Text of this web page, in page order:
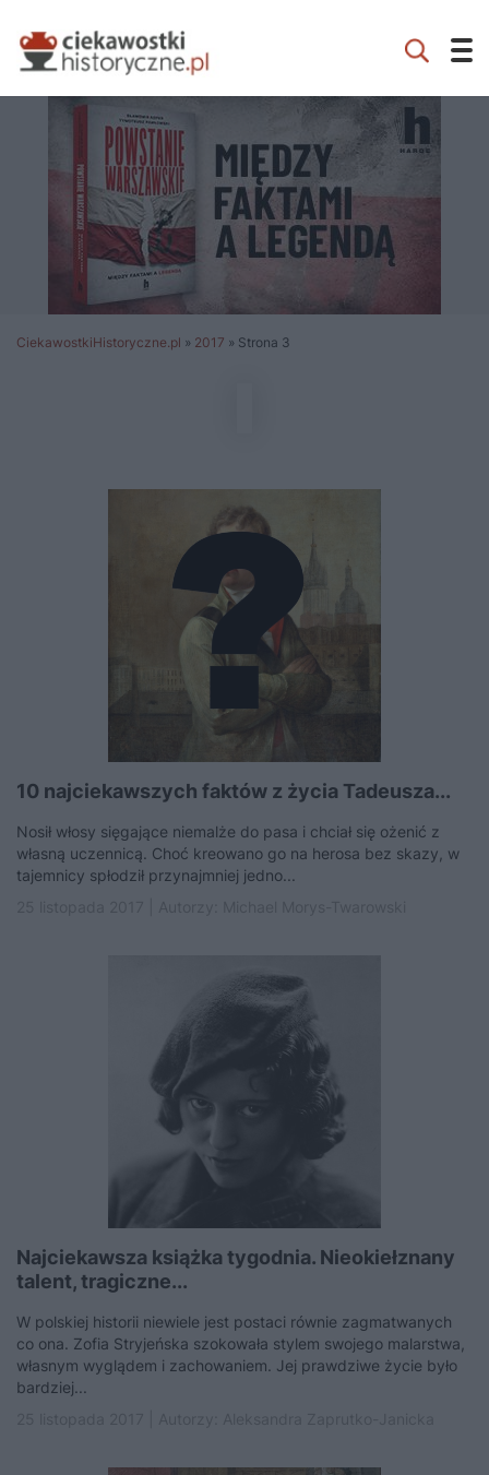
CiekawostkiHistoryczne.pl » 2017 » Strona 3
10 najciekawszych faktów z życia Tadeusza...
Nosił włosy sięgające niemalże do pasa i chciał się ożenić z
własną uczennicą. Choć kreowano go na herosa bez skazy, w
tajemnicy spłodził przynajmniej jedno...
Najciekawsza książka tygodnia. Nieokiełznany
talent, tragiczne...
W polskiej historii niewiele jest postaci równie zagmatwanych
co ona. Zofia Stryjeńska szokowała stylem swojego malarstwa,
własnym wyglądem i zachowaniem. Jej prawdziwe życie było
bardziej...